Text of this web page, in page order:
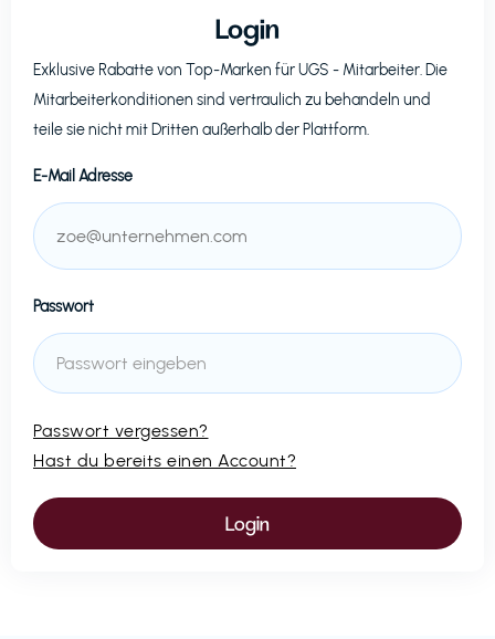
Login
Exklusive Rabatte von Top-Marken fürUGS - Mitarbeiter. Die
Mitarbeiterkonditionen sind vertraulich zu behandeln und
teile sie nicht mit Dritten außerhalb der Plattform.
E-Mail Adresse
Passwort
Passwort vergessen?
Hast du bereits einen Account?